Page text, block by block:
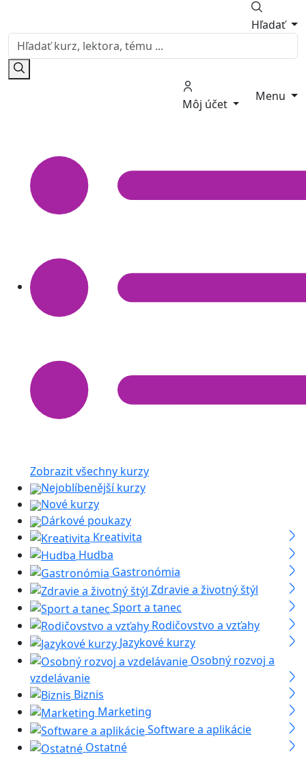
Hľadať
Môj účet
Menu
Zobrazit všechny kurzy
Nejoblíbenější kurzy
Nové kurzy
Dárkové poukazy
Kreativita
Hudba
Gastronómia
Zdravie a životný štýl
Sport a tanec
Rodičovstvo a vzťahy
Jazykové kurzy
Osobný rozvoj a
vzdelávanie
Biznis
Marketing
Software a aplikácie
Ostatné